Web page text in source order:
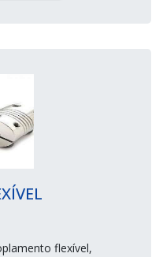
flexível,